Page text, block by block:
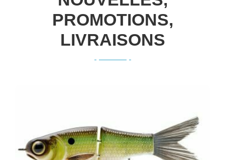
PROMOTIONS,
LIVRAISONS